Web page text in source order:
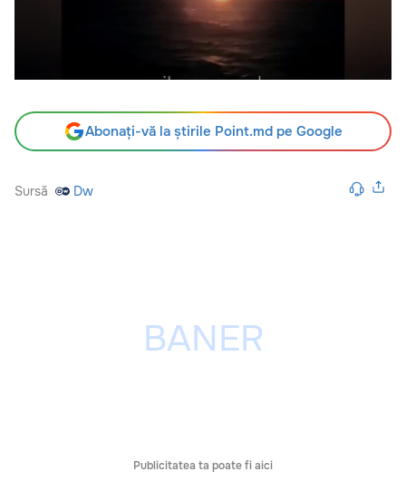
Abonați-vă la știrile Point.md pe Google
Sursă Dw
Publicitatea ta poate fi aici